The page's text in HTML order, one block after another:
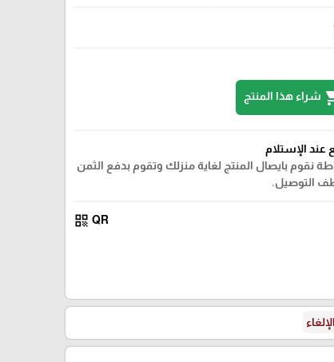
شراء هذا المنتج
عند الإستلام
نقوم بايصال المنتج لغاية منزلك وتقوم بدفع الثمن
التوصيل.
QR
qr_code